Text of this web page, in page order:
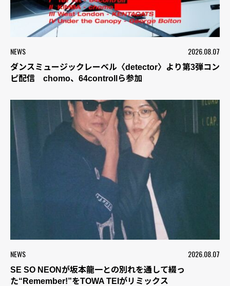
NEWS 2026.08.07
ダンスミュージックレーベル〈detector〉より第3弾コン
ピ配信 chomo、64controllら参加
NEWS 2026.08.07
SE SO NEONが坂本龍一との別れを通して綴っ
た“Remember!”をTOWA TEIがリミックス